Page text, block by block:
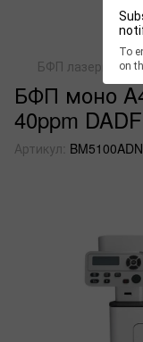
To
on
БФП лазерні
БФП моно
40ppm
Артикул: BM5100ADN